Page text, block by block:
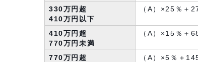
330万円超
410万円以下
（A）×25％＋
410万円超
770万円未満
（A）×15％＋
770万円超
（A）×5％＋